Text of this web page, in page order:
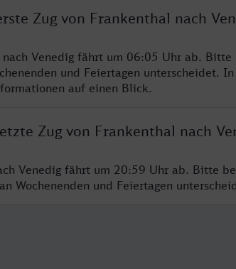
Zug von Frankenthal nach
Venedig fährt um 06:05 Uhr ab. Bitte
und Feiertagen unterscheidet.
auf einen Blick.
Zug von Frankenthal nach
Venedig fährt um 20:59 Uhr ab. Bitte
Wochenenden und Feiertagen